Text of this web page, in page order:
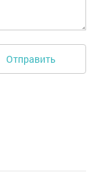
Отправить